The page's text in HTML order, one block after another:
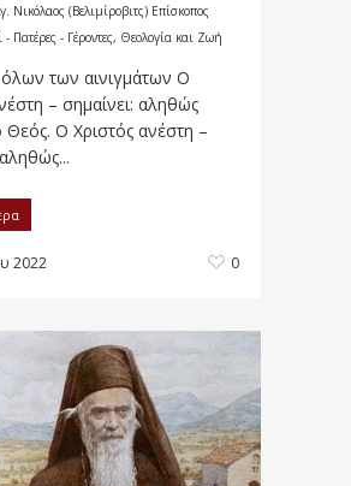
Νικόλαος (Βελιμίροβιτς) Επίσκοπος
- Πατέρες - Γέροντες, Θεολογία και Ζωή
όλων των αινιγμάτων Ο
– σημαίνει: αληθώς
Θεός. Ο Χριστός ανέστη –
2022 0